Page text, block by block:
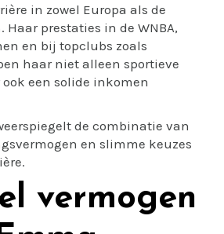
in zowel Europa als de
Haar prestaties in de WNBA,
en bij topclubs zoals
haar niet alleen sportieve
een solide inkomen
de combinatie van
en slimme keuzes
vermogen